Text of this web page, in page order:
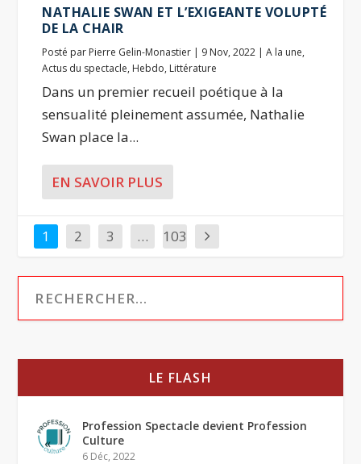
NATHALIE SWAN ET L’EXIGEANTE VOLUPTÉ
DE LA CHAIR
Posté par Pierre Gelin-Monastier | 9 Nov, 2022 |A la une,
Actus du spectacle, Hebdo, Littérature
Dans un premier recueil poétique à la
sensualité pleinement assumée, Nathalie
Swan place la...
EN SAVOIR PLUS
1 2 3 … 103
LE FLASH
Profession Spectacle devient Profession
Culture
6 Déc, 2022